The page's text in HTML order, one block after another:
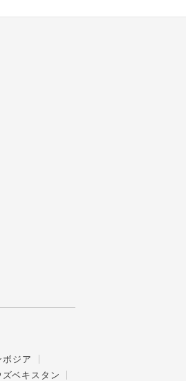
ボジア
ズベキスタン